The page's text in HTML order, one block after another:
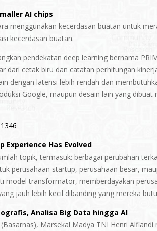
AI chips
menggunakan kecerdasan buatan untuk
kecerdasan buatan.
pendekatan deep learning bernama
dari cetak biru dan catatan perhitungan
dengan latensi lebih rendah dan
Google, maupun desain lain yang dibuat
Experience Has Evolved
topik, termasuk: berbagai perubahan
perusahaan startup, perusahaan besar,
model transformator, memberdayakan
jauh lebih kecil dibanding yang mereka
Analisa Big Data hingga AI
Marsekal Madya TNI Henri Alfiandi